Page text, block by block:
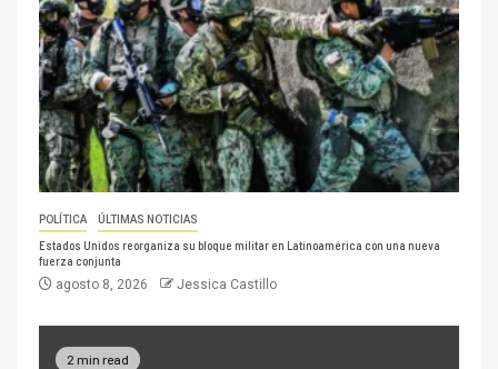
POLÍTICA ÚLTIMAS NOTICIAS
Estados Unidos reorganiza su bloque militar en Latinoamérica con una nueva
fuerza conjunta
agosto 8, 2026 Jessica Castillo
2 min read